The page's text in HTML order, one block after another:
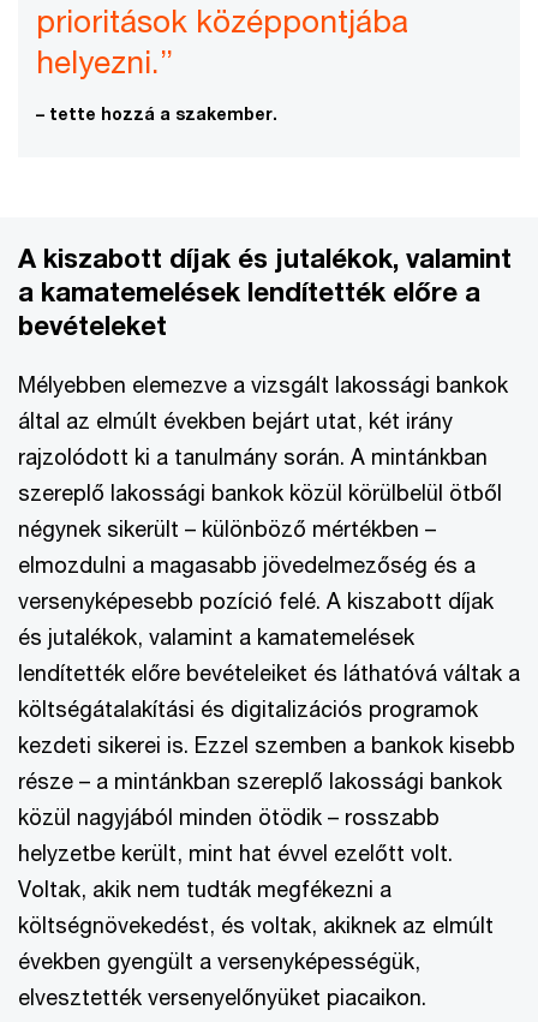
prioritások középpontjába
helyezni.”
– tette hozzá a szakember.
A kiszabott díjak és jutalékok, valamint
a kamatemelések lendítették előre a
bevételeket
Mélyebben elemezve a vizsgált lakossági bankok
által az elmúlt években bejárt utat, két irány
rajzolódott ki a tanulmány során. A mintánkban
szereplő lakossági bankok közül körülbelül ötből
négynek sikerült – különböző mértékben –
elmozdulni a magasabb jövedelmezőség és a
versenyképesebb pozíció felé. A kiszabott díjak
és jutalékok, valamint a kamatemelések
lendítették előre bevételeiket és láthatóvá váltak a
költségátalakítási és digitalizációs programok
kezdeti sikerei is. Ezzel szemben a bankok kisebb
része – a mintánkban szereplő lakossági bankok
közül nagyjából minden ötödik – rosszabb
helyzetbe került, mint hat évvel ezelőtt volt.
Voltak, akik nem tudták megfékezni a
költségnövekedést, és voltak, akiknek az elmúlt
években gyengült a versenyképességük,
elvesztették versenyelőnyüket piacaikon.